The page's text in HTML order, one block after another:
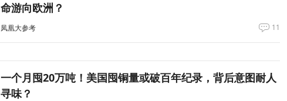
命游向欧洲？
凤凰大参考 11
一个月囤20万吨！美国囤铜量或破百年纪录，背后意图耐人
寻味？